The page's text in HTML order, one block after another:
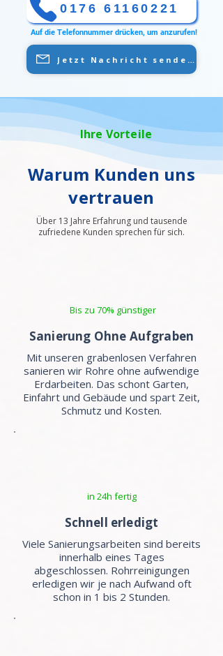
0176 61160221
Auf die Telefonnummer drücken, um anzurufen!
Jetzt Nachricht senden
Ihre Vorteile
Warum Kunden uns
vertrauen
Über 13 Jahre Erfahrung und tausende
zufriedene Kunden sprechen für sich.
Bis zu 70% günstiger
Sanierung Ohne Aufgraben
Mit unseren grabenlosen Verfahren
sanieren wir Rohre ohne aufwendige
Erdarbeiten. Das schont Garten,
Einfahrt und Gebäude und spart Zeit,
Schmutz und Kosten.
in 24h fertig
Schnell erledigt
Viele Sanierungsarbeiten sind bereits
innerhalb eines Tages
abgeschlossen. Rohrreinigungen
erledigen wir je nach Aufwand oft
schon in 1 bis 2 Stunden.